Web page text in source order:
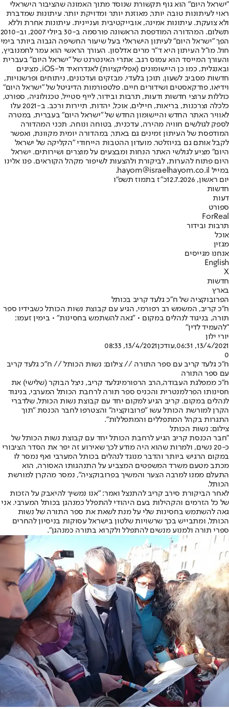
"ישראל היום" הוא גוף תקשורת שנוסד מתוך האמונה שהציבור הישראלי
ראוי לעיתונות טובה יותר, מאוזנת יותר ומדויקת יותר. עיתונות שמדברת
ולא צועקת. עיתונות אמינה, אובייקטיבית ועניינית. עיתונות אחרת וללא
תשלום. המהדורה המודפסת הראשונה פורסמה ב-30 ביולי 2007, וב-2010
הפך "ישראל היום" לעיתון הישראלי בעל שיעור החשיפה הגבוה ביותר בימי
חול. מו"ל העיתון היא ד"ר מרים אדלסון. העורך הראשי הוא עמר לחמנוביץ,
והעורך המייסד הוא עמוס רגב. אתרי האינטרנט של "ישראל היום" בעברית
ובאנגלית, כמו כן היישומונים (אפליקציות) לאנדרואיד ול-iOS, מציגים
חדשות מסביב לשעון, תוכן בלעדי, מבזקים ועדכונים, ניתוחים ופרשנויות,
וידיאו, פודקאסטים ושידורים חיים. פלטפורמות הדיגיטל של "ישראל היום"
כוללות ערוצי חדשות ודעות, תרבות ובידור, לייף סטייל, טכנולוגיה, ספורט,
כלכלה וצרכנות, בריאות, חיילים, אוכל, יהדות, תיירות ורכב. ב-2021 עלו
לאוויר האתר החדש והיישומון החדש של "ישראל היום" בעברית, במטרה
לספק לגולשים חוויה מהירה, עדכנית, בטוחה ונוחה. תכני המהדורה
המודפסת של העיתון זמינים גם באתר, במהדורה יומית מקוונת, ואפשר
לקבל אותם גם בניוזלטר. מועדון ההטבות הייחודי "הקליקה של ישראל
היום" מציע לגולשי האתר הנחות ומבצעים על מוצרים ושירותים. ישראל
היום פתוח להערות, לביקורת ולהצעות לשיפור מקהל הקוראים. פנו אלינו
במייל hayom@israelhayom.co.il.
יום ראשון, 12.7.2026
כ"ז בתמוז תשפ"ו
חדשות
דעות
ספורט
ForReal
תרבות ובידור
אוכל
מגזין
אנחנו מגייסים
English
X
חדשות
בארץ
הפרובוקציה של ח"כ גלעד קריב בכותל
ח"כ קריב, המשמש רב רפורמי, הגיע עם קבוצת נשות הכותל כשבידיו ספר
תורה, בניגוד לנהלים במקום • "גאה להשתמש בחסינות" • בימין זעמו:
"להעמיד לדין"
יורי ילון
13/4/2021, 06:31
,עודכן13/4/2021, 08:33
0
ח"כ גלעד קריב עם ספר התורה // צילום: נשות הכותל // ח"כ גלעד קריב
עם ספר התורה
ח"כ ממפלגת העבודה,הרב הרפורמיגלעד קריב, ניצל הבוקר (שלישי) את
חסינותו הפרלמנטרית והכניס ספר תורה לרחבת הכותל המערבי, בניגוד
לנהלים במקום. קריב הגיע למקום יחד עם קבוצת נשות הכותל, שלדברי
הקרן למורשת הכותל עשו "פרובוקציה" והצטרפו לחבר הכנסת "תוך
התגרות בקהל המתפללים והמתפללות".
צילום: נשות הכותל
"חבר הכנסת קריב הגיע לרחבת הכותל יחד עם קבוצת נשות הכותל של
כ-20 נשים, ולמרות שהוא היה מודע לכך שאירוע זה יפר את הסדר הציבורי
במקום הרגיש ביותר והדבר מנוגד לנהלים בכותל המערבי ואף נמסר לו
מכתב מטעם משרד המשפטים המצביע על התנהגותו האסורה, הוא
התעלם ממנו למרבה הצער והמשיך בפרובוקציה", נמסר מהקרן למורשת
הכותל.
לאחר הביקורת סירב קריב להתנצל ואמר: "אנו נמשיך להיאבק על הזכות
של כל הזרמים והקהילות בעם היהודי להתפלל כמנהגן בכותל המערבי. אני
גאה להשתמש בחסינות שלי על מנת לשאת את ספר התורה של נשות
הכותל, ומתבייש בכך שרשויות שלטון בישראל עסוקות בניסיון להחרים
ספרי תורה ולמנוע מנשים להתפלל ולקרוא בתורה כמנהגן".